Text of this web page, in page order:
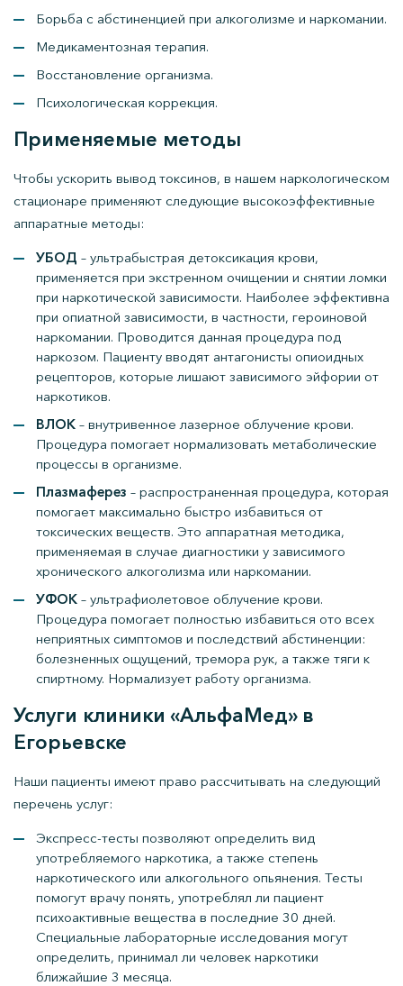
Борьба с абстиненцией при алкоголизме и наркомании.
Медикаментозная терапия.
Восстановление организма.
Психологическая коррекция.
Применяемые методы
Чтобы ускорить вывод токсинов, в нашем наркологическом
стационаре применяют следующие высокоэффективные
аппаратные методы:
УБОД – ультрабыстрая детоксикация крови,
применяется при экстренном очищении и снятии ломки
при наркотической зависимости. Наиболее эффективна
при опиатной зависимости, в частности, героиновой
наркомании. Проводится данная процедура под
наркозом. Пациенту вводят антагонисты опиоидных
рецепторов, которые лишают зависимого эйфории от
наркотиков.
ВЛОК – внутривенное лазерное облучение крови.
Процедура помогает нормализовать метаболические
процессы в организме.
Плазмаферез – распространенная процедура, которая
помогает максимально быстро избавиться от
токсических веществ. Это аппаратная методика,
применяемая в случае диагностики у зависимого
хронического алкоголизма или наркомании.
УФОК – ультрафиолетовое облучение крови.
Процедура помогает полностью избавиться ото всех
неприятных симптомов и последствий абстиненции:
болезненных ощущений, тремора рук, а также тяги к
спиртному. Нормализует работу организма.
Услуги клиники «АльфаМед» в
Егорьевске
Наши пациенты имеют право рассчитывать на следующий
перечень услуг:
Экспресс-тесты позволяют определить вид
употребляемого наркотика, а также степень
наркотического или алкогольного опьянения. Тесты
помогут врачу понять, употреблял ли пациент
психоактивные вещества в последние 30 дней.
Специальные лабораторные исследования могут
определить, принимал ли человек наркотики
ближайшие 3 месяца.